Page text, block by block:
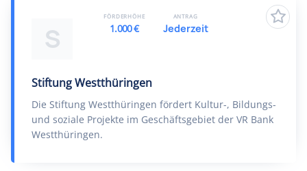
S
Stiftung Westthüringen
Die Stiftung Westthüringen fördert Kultur-, Bildungs-
und soziale Projekte im Geschäftsgebiet der VR Bank
Westthüringen.
FÖRDERHÖHE
1.000 €
ANTRAG
Jederzeit